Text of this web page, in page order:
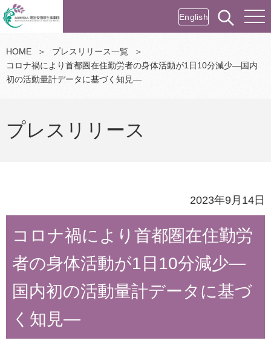
English
HOME ＞ プレスリリース一覧
＞
コロナ禍により首都圏在住勤労者の身体活動が1日10分減少―国内
初の活動量計データに基づく知見―
プレスリリース
2023年9月14日
コロナ禍により首都圏在住勤労
者の身体活動が1日10分減少―
国内初の活動量計データに基づ
く知見―